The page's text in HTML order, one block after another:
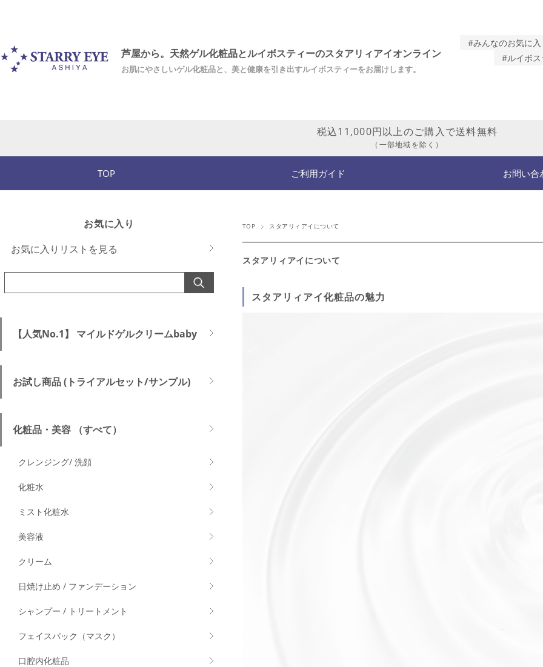
芦屋から。天然ゲル化粧品とルイボスティーのスタアリィアイオンライン
お肌にやさしいゲル化粧品と、美と健康を引き出すルイボスティーをお届けします。
#みんなのお気に入
#ルイボス
税込11,000円以上のご購入で送料無料
（一部地域を除く）
TOP ご利用ガイド お問い合
TOP スタアリィアイについて
スタアリィアイについて
スタアリィアイ化粧品の魅力
お気に入り
お気に入りリストを見る
【人気No.1】 マイルドゲルクリームbaby
お試し商品 (トライアルセット/サンプル)
化粧品・美容 （すべて）
クレンジング/ 洗顔
化粧水
ミスト化粧水
美容液
クリーム
日焼け止め / ファンデーション
シャンプー / トリートメント
フェイスパック（マスク）
口腔内化粧品